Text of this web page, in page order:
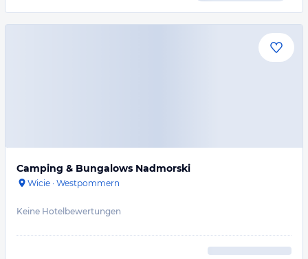
Camping & Bungalows Nadmorski
Wicie · Westpommern
Keine Hotelbewertungen